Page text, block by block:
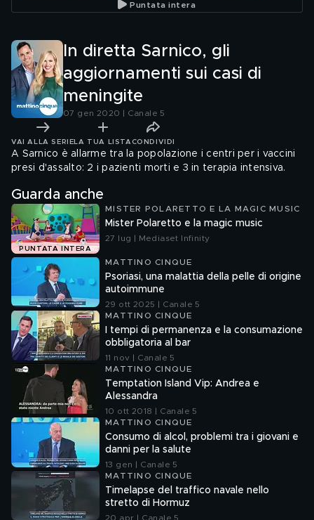
Puntata intera
In diretta Sarnico, gli
aggiornamenti sui casi di
meningite
07 gen 2020 | Canale 5
VAI ALLA SERIE LA TUA LISTA CONDIVIDI
A Sarnico è allarme tra la popolazione i centri per i vaccini
presi d'assalto: 2 i pazienti morti e 3 in terapia intensiva.
Guarda anche
PUNTATA INTERA
MISTER POLARETTO E LA MAGIC MUSIC
Mister Polaretto e la magic music
27 lug | Mediaset Infinity
MATTINO CINQUE
Psoriasi, una malattia della pelle di origine
autoimmune
29 ott 2025 | Canale 5
MATTINO CINQUE
I tempi di permanenza e la consumazione
obbligatoria al bar
11 nov | Canale 5
MATTINO CINQUE
Temptation Island Vip: Andrea e
Alessandra
10 ott 2018 | Canale 5
MATTINO CINQUE
Consumo di alcol, problemi tra i giovani e
danni per la salute
13 gen | Canale 5
MATTINO CINQUE
Timelapse del traffico navale nello
stretto di Hormuz
20 apr | Canale 5